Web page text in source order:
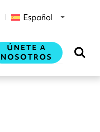
Español
ÚNETE A
NOSOTROS